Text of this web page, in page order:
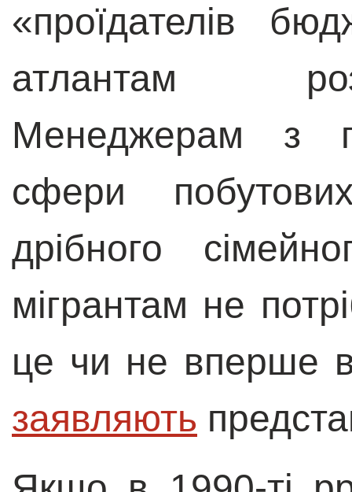
«проїдателів
атлантам
Менеджерам з
сфери
дрібного
мігрантам не
це чи не вперше в
заявляють